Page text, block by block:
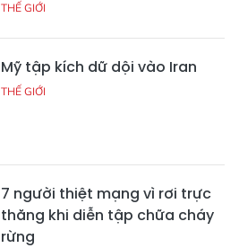
THẾ GIỚI
Mỹ tập kích dữ dội vào Iran
THẾ GIỚI
7 người thiệt mạng vì rơi trực
thăng khi diễn tập chữa cháy
rừng